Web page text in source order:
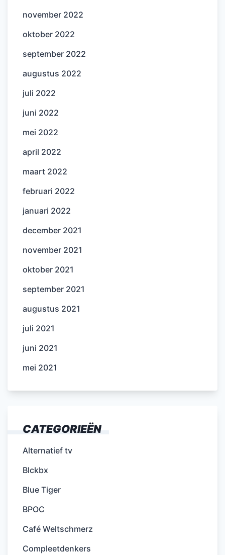
november 2022
oktober 2022
september 2022
augustus 2022
juli 2022
juni 2022
mei 2022
april 2022
maart 2022
februari 2022
januari 2022
december 2021
november 2021
oktober 2021
september 2021
augustus 2021
juli 2021
juni 2021
mei 2021
CATEGORIEËN
Alternatief tv
Blckbx
Blue Tiger
BPOC
Café Weltschmerz
Compleetdenkers